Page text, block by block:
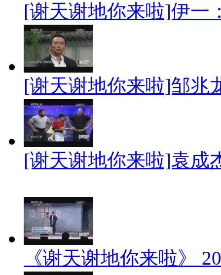
[谢天谢地你来啦]伊一
[谢天谢地你来啦]邹兆
[谢天谢地你来啦]袁成
《谢天谢地你来啦》